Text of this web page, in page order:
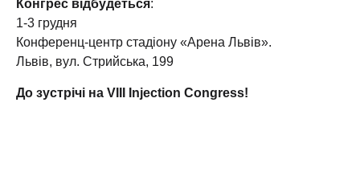
Конгрес відбудеться:
1-3 грудня
Конференц-центр стадіону «Арена Львів».
Львів, вул. Стрийська, 199
До зустрічі на VIIІ Injection Congress!